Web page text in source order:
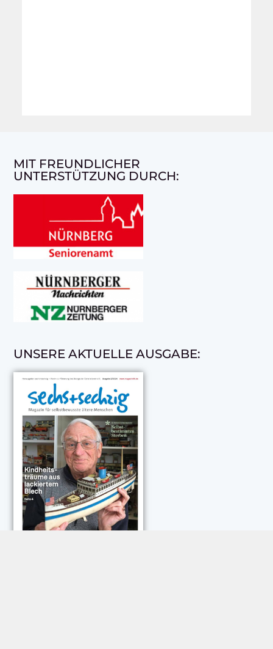
MIT FREUNDLICHER
UNTERSTÜTZUNG DURCH:
UNSERE AKTUELLE AUSGABE: